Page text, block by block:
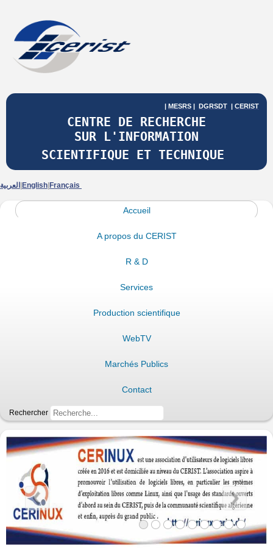
| MESRS | DGRSDT | CERIST
CENTRE DE RECHERCHE
SUR L'INFORMATION
SCIENTIFIQUE ET TECHNIQUE
العربية English Français
Accueil
A propos du CERIST
R & D
Services
Production scientifique
WebTV
Marchés Publics
Contact
Rechercher